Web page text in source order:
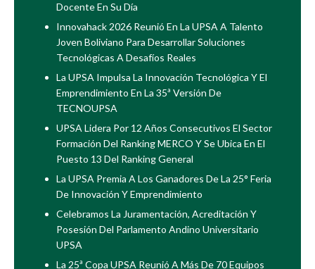
Docente En Su Día
Innovahack 2026 Reunió En La UPSA A Talento
Joven Boliviano Para Desarrollar Soluciones
Tecnológicas A Desafíos Reales
La UPSA Impulsa La Innovación Tecnológica Y El
Emprendimiento En La 35ª Versión De
TECNOUPSA
UPSA Lidera Por 12 Años Consecutivos El Sector
Formación Del Ranking MERCO Y Se Ubica En El
Puesto 13 Del Ranking General
La UPSA Premia A Los Ganadores De La 25° Feria
De Innovación Y Emprendimiento
Celebramos La Juramentación, Acreditación Y
Posesión Del Parlamento Andino Universitario
UPSA
La 25ª Copa UPSA Reunió A Más De 70 Equipos